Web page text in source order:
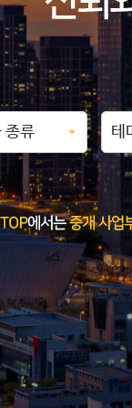
종류 테